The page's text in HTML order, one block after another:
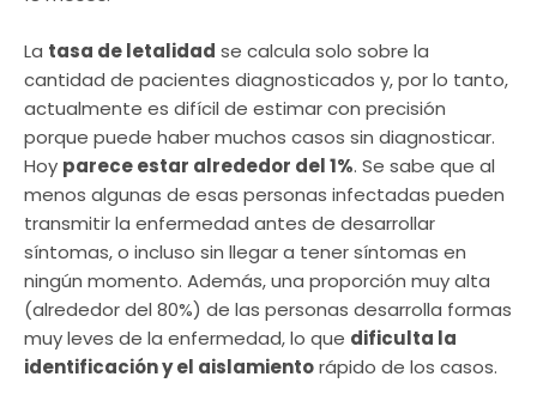
La tasa de letalidad se calcula solo sobre la
cantidad de pacientes diagnosticados y, por lo tanto,
actualmente es difícil de estimar con precisión
porque puede haber muchos casos sin diagnosticar.
Hoy parece estar alrededor del 1%. Se sabe que al
menos algunas de esas personas infectadas pueden
transmitir la enfermedad antes de desarrollar
síntomas, o incluso sin llegar a tener síntomas en
ningún momento. Además, una proporción muy alta
(alrededor del 80%) de las personas desarrolla formas
muy leves de la enfermedad, lo que dificulta la
identificación y el aislamientorápido de los casos.